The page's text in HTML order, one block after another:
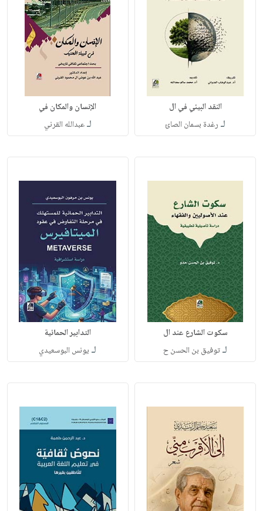
النقد البيئي في ال
لـ رغدة بسمان الصائ
الإنسان والمكان في
لـعبدالله القرني
سكوت الشارع عند ال
لـتوفيق بن الحسن ح
التدابير الحمائية
لـ يونس البوسعيدي